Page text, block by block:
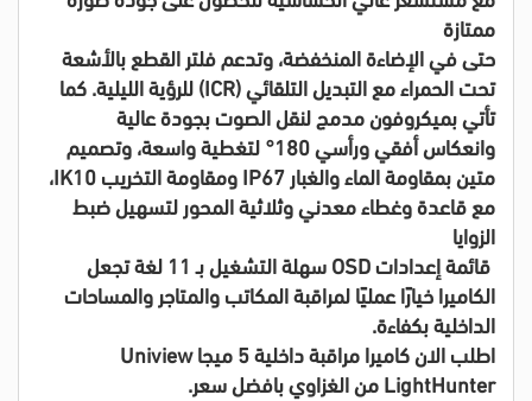
ممتازة
حتى في الإضاءة المنخفضة، وتدعم فلتر القطع بالأشعة
تحت الحمراء مع التبديل التلقائي (ICR) للرؤية الليلية. كما
تأتي بميكروفون مدمج لنقل الصوت بجودة عالية
وانعكاس أفقي ورأسي 180° لتغطية واسعة، وتصميم
متين بمقاومة الماء والغبار IP67 ومقاومة التخريب IK10،
مع قاعدة وغطاء معدني وثلاثية المحور لتسهيل ضبط
الزوايا
قائمة إعدادات OSD سهلة التشغيل بـ 11 لغة تجعل
الكاميرا خيارًا عمليًا لمراقبة المكاتب والمتاجر والمساحات
الداخلية بكفاءة.
اطلب الان كاميرا مراقبة داخلية 5 ميجا Uniview
LightHunter من الغزاوي بافضل سعر.